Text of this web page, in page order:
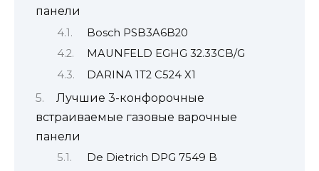
панели
Bosch PSB3A6B20
MAUNFELD EGHG 32.33CB/G
DARINA 1T2 C524 X1
Лучшие 3-конфорочные
встраиваемые газовые варочные
панели
De Dietrich DPG 7549 B